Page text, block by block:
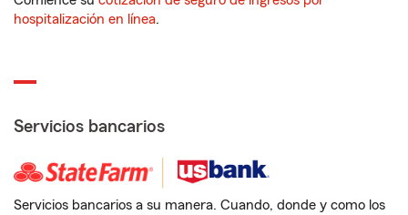
hospitalización en línea.
Servicios bancarios
Servicios bancarios a su manera. Cuando, donde y como los